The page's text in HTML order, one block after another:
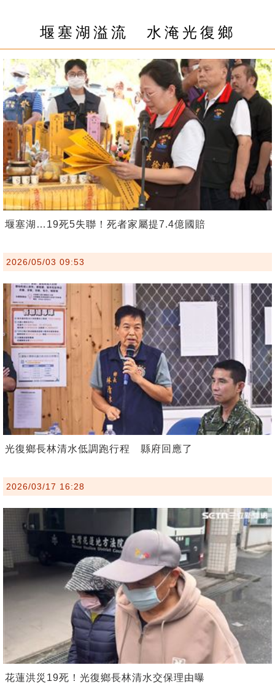
堰塞湖溢流 水淹光復鄉
堰塞湖…19死5失聯！死者家屬提7.4億國賠
2026/05/03 09:53
光復鄉長林清水低調跑行程 縣府回應了
2026/03/17 16:28
花蓮洪災19死！光復鄉長林清水交保理由曝